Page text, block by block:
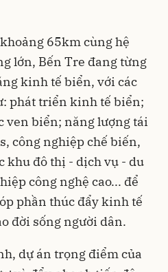
65km cùng hệ
lớn, Bến Tre đang từng
kinh tế biển, với các
phát triển kinh tế biển;
ven biển; năng lượng tái
công nghiệp chế biến,
khu đô thị - dịch vụ - du
công nghệ cao... để
phần thúc đẩy kinh tế
đời sống người dân.
dự án trọng điểm của